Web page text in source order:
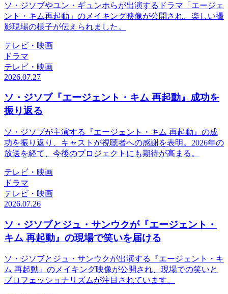
ソ・ジソブやユン・ギュンホらが出演するドラマ「エージェ
ント・キム再起動」のメイキング映像が公開され、楽しい撮
影現場の様子が伝えられました。
テレビ・映画
ドラマ
テレビ・映画
2026.07.27
ソ・ジソブ『エージェント・キム 再起動』成功を
振り返る
ソ・ジソブが主演する『エージェント・キム 再起動』の成
功を振り返り、キャストが視聴者への感謝を表明。2026年の
放送を経て、今後のプロジェクトにも期待が高まる。
テレビ・映画
ドラマ
テレビ・映画
2026.07.26
ソ・ジソブとジュ・サンウクが『エージェント・
キム 再起動』の現場で笑いを届ける
ソ・ジソブとジュ・サンウクが出演する『エージェント・キ
ム 再起動』のメイキング映像が公開され、現場での笑いと
プロフェッショナリズムが注目されています。